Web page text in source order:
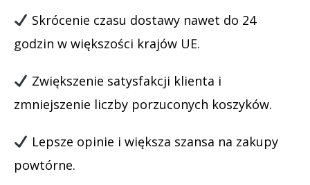
Skrócenie czasu dostawy nawet do 24
godzin w większości krajów UE.
Zwiększenie satysfakcji klienta i
zmniejszenie liczby porzuconych koszyków.
Lepsze opinie i większa szansa na zakupy
powtórne.